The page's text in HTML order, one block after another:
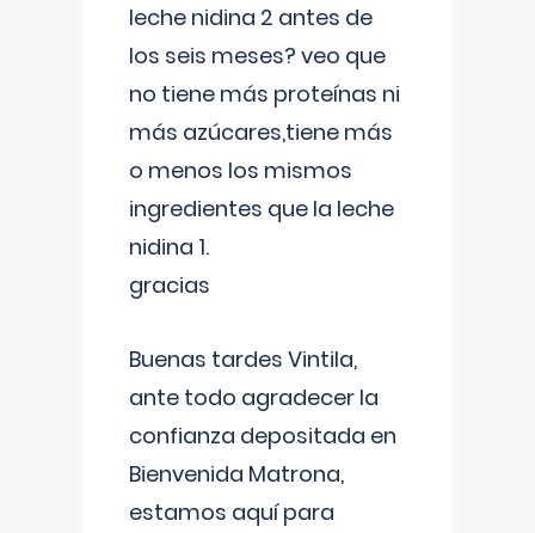
leche nidina 2 antes de
los seis meses? veo que
no tiene más proteínas ni
más azúcares,tiene más
o menos los mismos
ingredientes que la leche
nidina 1.
gracias
Buenas tardes Vintila,
ante todo agradecer la
confianza depositada en
Bienvenida Matrona,
estamos aquí para